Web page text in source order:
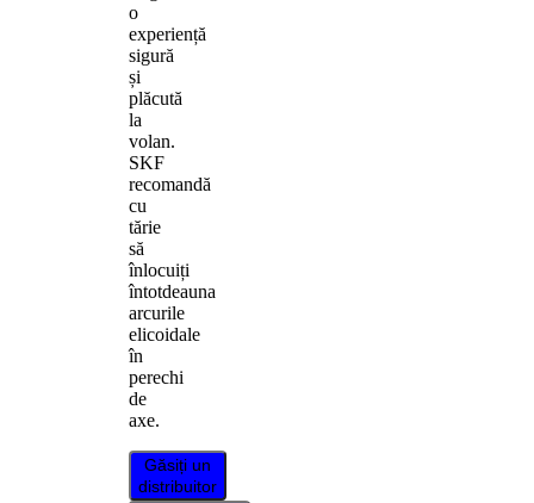
o
experiență
sigură
și
plăcută
la
volan.
SKF
recomandă
cu
tărie
să
înlocuiți
întotdeauna
arcurile
elicoidale
în
perechi
de
axe.
Găsiți un
distribuitor